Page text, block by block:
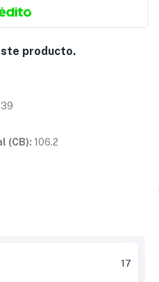
producto.
(CB): 106.2
17